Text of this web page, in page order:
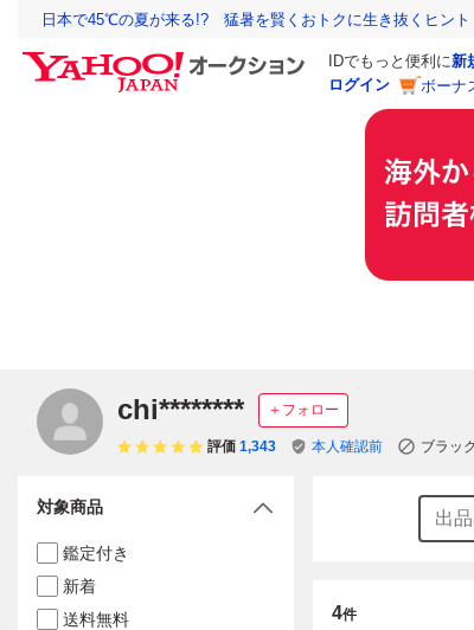
日本で45℃の夏が来る!? 猛暑を賢くおトクに生き抜くヒント
IDでもっと便利に新
ログイン
ボーナ
chi******** ＋フォロー
評価 1,343 本人確認前 ブラッ
4件
対象商品
鑑定付き
新着
送料無料